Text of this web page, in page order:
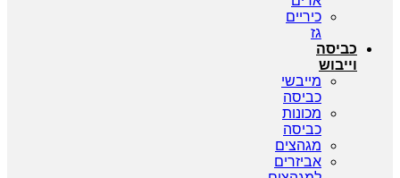
כיריים
גז
כביסה
וייבוש
מייבשי
כביסה
מכונות
כביסה
מגהצים
אביזרים